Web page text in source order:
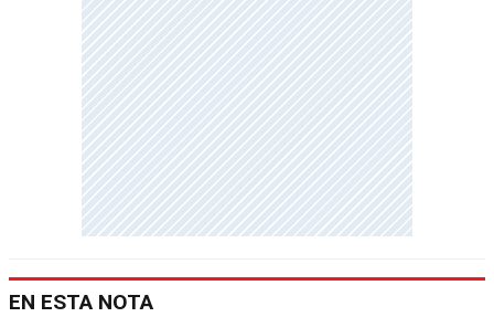
EN ESTA NOTA